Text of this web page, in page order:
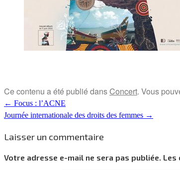
Ce contenu a été publié dansConcert. Vous
← Focus : l’ACNE
Journée internationale des droits des femmes →
Laisser un commentaire
Votre adresse e-mail ne sera pas publiée. Les